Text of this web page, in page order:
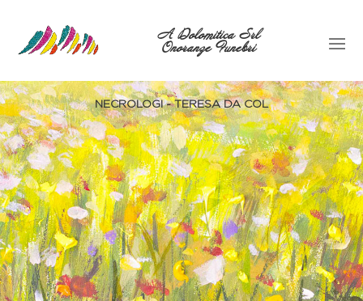
A Dolomitica Srl
Onoranze Funebri
NECROLOGI - TERESA DA COL